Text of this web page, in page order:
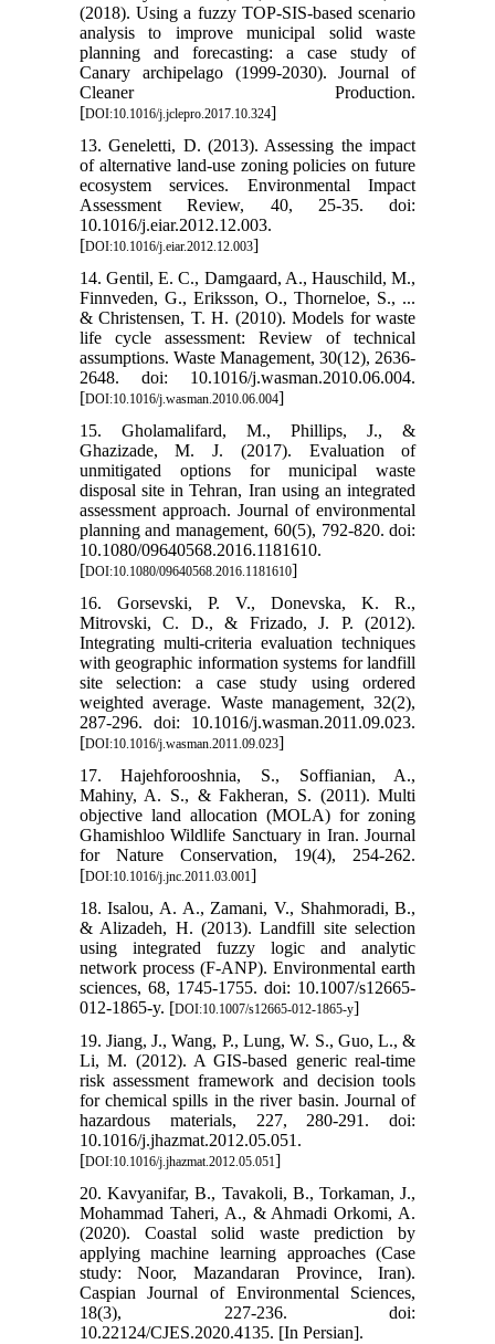
(2018). Using a fuzzy TOP-SIS-based scenario
analysis to improve municipal solid waste
planning and forecasting: a case study of
Canary archipelago (1999-2030). Journal of
Cleaner Production.
[DOI:10.1016/j.jclepro.2017.10.324]
13. Geneletti, D. (2013). Assessing the impact
of alternative land-use zoning policies on future
ecosystem services. Environmental Impact
Assessment Review, 40, 25-35. doi:
10.1016/j.eiar.2012.12.003.
[DOI:10.1016/j.eiar.2012.12.003]
14. Gentil, E. C., Damgaard, A., Hauschild, M.,
Finnveden, G., Eriksson, O., Thorneloe, S., ...
& Christensen, T. H. (2010). Models for waste
life cycle assessment: Review of technical
assumptions. Waste Management, 30(12), 2636-
2648. doi: 10.1016/j.wasman.2010.06.004.
[DOI:10.1016/j.wasman.2010.06.004]
15. Gholamalifard, M., Phillips, J., &
Ghazizade, M. J. (2017). Evaluation of
unmitigated options for municipal waste
disposal site in Tehran, Iran using an integrated
assessment approach. Journal of environmental
planning and management, 60(5), 792-820. doi:
10.1080/09640568.2016.1181610.
[DOI:10.1080/09640568.2016.1181610]
16. Gorsevski, P. V., Donevska, K. R.,
Mitrovski, C. D., & Frizado, J. P. (2012).
Integrating multi-criteria evaluation techniques
with geographic information systems for landfill
site selection: a case study using ordered
weighted average. Waste management, 32(2),
287-296. doi: 10.1016/j.wasman.2011.09.023.
[DOI:10.1016/j.wasman.2011.09.023]
17. Hajehforooshnia, S., Soffianian, A.,
Mahiny, A. S., & Fakheran, S. (2011). Multi
objective land allocation (MOLA) for zoning
Ghamishloo Wildlife Sanctuary in Iran. Journal
for Nature Conservation, 19(4), 254-262.
[DOI:10.1016/j.jnc.2011.03.001]
18. Isalou, A. A., Zamani, V., Shahmoradi, B.,
& Alizadeh, H. (2013). Landfill site selection
using integrated fuzzy logic and analytic
network process (F-ANP). Environmental earth
sciences, 68, 1745-1755. doi: 10.1007/s12665-
012-1865-y. [DOI:10.1007/s12665-012-1865-y]
19. Jiang, J., Wang, P., Lung, W. S., Guo, L., &
Li, M. (2012). A GIS-based generic real-time
risk assessment framework and decision tools
for chemical spills in the river basin. Journal of
hazardous materials, 227, 280-291. doi:
10.1016/j.jhazmat.2012.05.051.
[DOI:10.1016/j.jhazmat.2012.05.051]
20. Kavyanifar, B., Tavakoli, B., Torkaman, J.,
Mohammad Taheri, A., & Ahmadi Orkomi, A.
(2020). Coastal solid waste prediction by
applying machine learning approaches (Case
study: Noor, Mazandaran Province, Iran).
Caspian Journal of Environmental Sciences,
18(3), 227-236. doi:
10.22124/CJES.2020.4135. [In Persian].